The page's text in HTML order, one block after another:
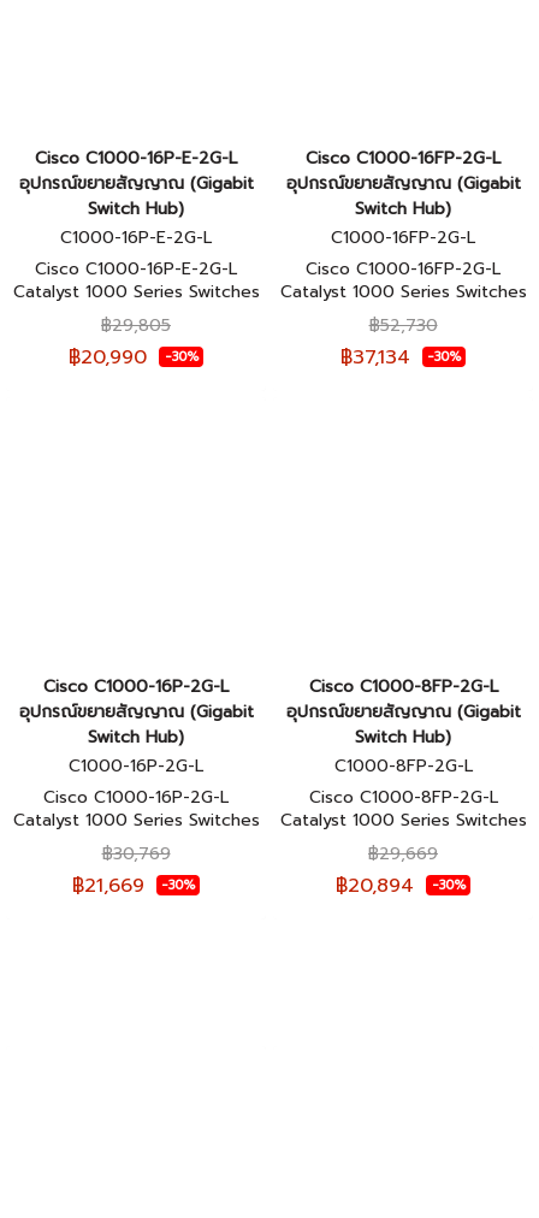
Cisco C1000-16P-E-2G-L
อุปกรณ์ขยายสัญญาณ (Gigabit
Switch Hub)
C1000-16P-E-2G-L
Cisco C1000-16P-E-2G-L
Catalyst 1000 Series Switches
16 Port (สวิตช์) ประกันศูนย์ไทย
฿29,805
฿20,990 -30%
Cisco C1000-16FP-2G-L
อุปกรณ์ขยายสัญญาณ (Gigabit
Switch Hub)
C1000-16FP-2G-L
Cisco C1000-16FP-2G-L
Catalyst 1000 Series Switches
16 Port (สวิตช์) ประกันศูนย์ไทย
฿52,730
฿37,134 -30%
Cisco C1000-16P-2G-L
อุปกรณ์ขยายสัญญาณ (Gigabit
Switch Hub)
C1000-16P-2G-L
Cisco C1000-16P-2G-L
Catalyst 1000 Series Switches
16 Port (สวิตช์) ประกันศูนย์ไทย
฿30,769
฿21,669 -30%
Cisco C1000-8FP-2G-L
อุปกรณ์ขยายสัญญาณ (Gigabit
Switch Hub)
C1000-8FP-2G-L
Cisco C1000-8FP-2G-L
Catalyst 1000 Series Switches
16 Port (สวิตช์) ประกันศูนย์ไทย
฿29,669
฿20,894 -30%